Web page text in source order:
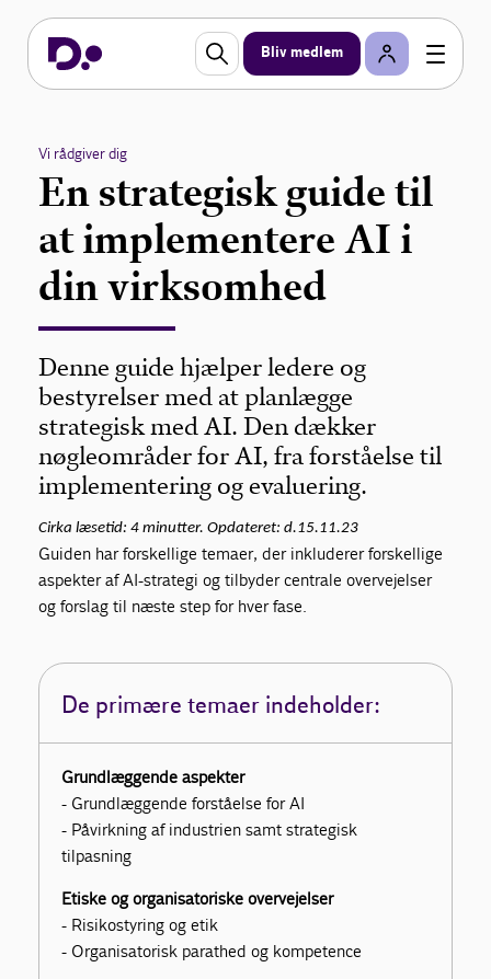
Bliv medlem
Vi rådgiver dig
En strategisk guide til
at implementere AI i
din virksomhed
Denne guide hjælper ledere og
bestyrelser med at planlægge
strategisk med AI. Den dækker
nøgleområder for AI, fra forståelse til
implementering og evaluering.
Cirka læsetid: 4 minutter. Opdateret: d.15.11.23
Guiden har forskellige temaer, der inkluderer forskellige
aspekter af AI-strategi og tilbyder centrale overvejelser
og forslag til næste step for hver fase.
De primære temaer indeholder:
Grundlæggende aspekter
- Grundlæggende forståelse for AI
- Påvirkning af industrien samt strategisk
tilpasning
Etiske og organisatoriske overvejelser
- Risikostyring og etik
- Organisatorisk parathed og kompetence